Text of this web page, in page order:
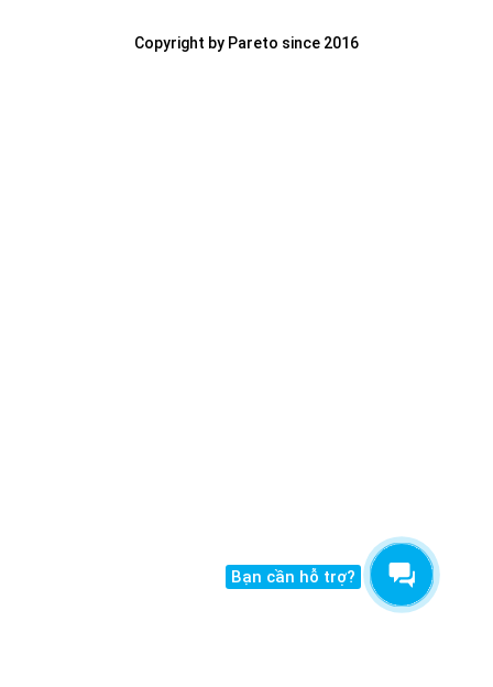
Copyright by Pareto since 2016
Bạn cần hỗ trợ?